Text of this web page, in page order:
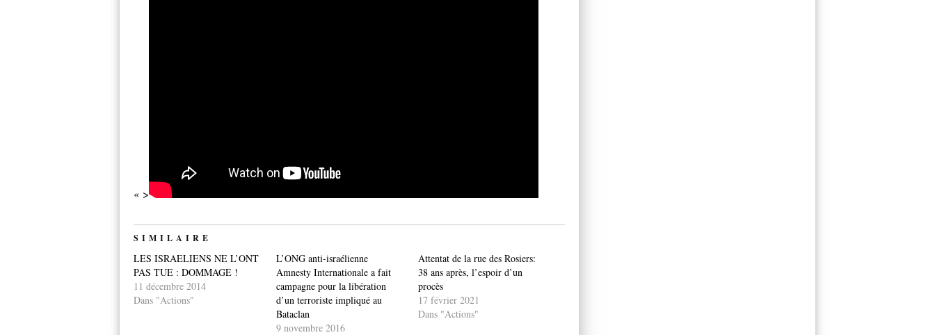
« >
SIMILAIRE
LES ISRAELIENS NE L’ONT
PAS TUE : DOMMAGE !
11 décembre 2014
Dans "Actions"
L’ONG anti-israélienne
Amnesty Internationale a fait
campagne pour la libération
d’un terroriste impliqué au
Bataclan
9 novembre 2016
Attentat de la rue des Rosiers:
38 ans après, l’espoir d’un
procès
17 février 2021
Dans "Actions"